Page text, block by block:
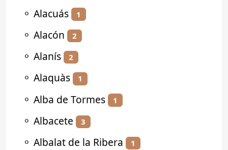
⚬ Alacuás 1
⚬ Alacón 2
⚬ Alanís 2
⚬ Alaquàs 1
⚬ Alba de Tormes 1
⚬ Albacete 3
⚬ Albalat de la Ribera 1